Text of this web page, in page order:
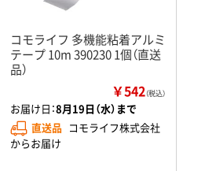
コモライフ 多機能粘着アルミ
テープ 10m 390230 1個（直送
品）
￥542（税込）
お届け日：8月19日（水）まで
直送品 コモライフ株式会社
からお届け